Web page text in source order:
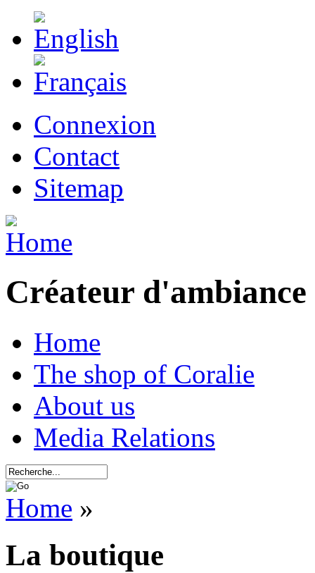
Connexion
Contact
Sitemap
Créateur
Home
The shop of Coralie
About us
Media Relations
Home »
La boutique